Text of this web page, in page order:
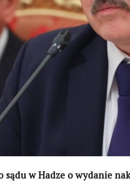
sądu w Hadze o wydanie